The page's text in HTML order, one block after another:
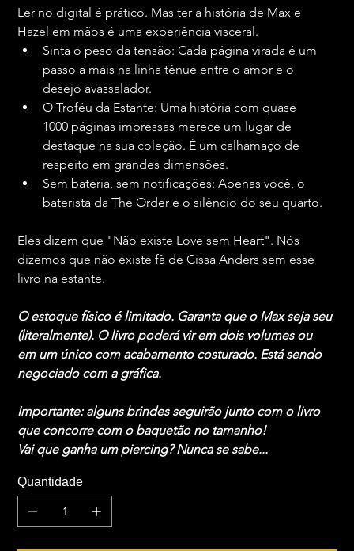
Ler no digital é prático. Mas ter a história de Max e
Hazel em mãos é uma experiência visceral.
Sinta o peso da tensão: Cada página virada é um
passo a mais na linha tênue entre o amor e o
desejo avassalador.
O Troféu da Estante: Uma história com quase
1000 páginas impressas merece um lugar de
destaque na sua coleção. É um calhamaço de
respeito em grandes dimensões.
Sem bateria, sem notificações: Apenas você, o
baterista da The Order e o silêncio do seu quarto.
Eles dizem que "Não existe Love sem Heart". Nós
dizemos que não existe fã de Cissa Anders sem esse
livro na estante.
O estoque físico é limitado. Garanta que o Max seja seu
(literalmente). O livro poderá vir em dois volumes ou
em um único com acabamento costurado. Está sendo
negociado com a gráfica.
Importante: alguns brindes seguirão junto com o livro
que concorre com o baquetão no tamanho!
Vai que ganha um piercing? Nunca se sabe...
Quantidade